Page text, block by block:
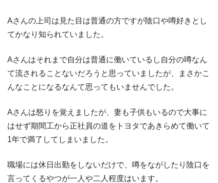
Aさんの上司は見た目は普通の方ですが陰口や噂好きとし
てかなり知られていました。
Aさんはそれまで自分は普通に働いているし自分の噂なん
て流されることないだろうと思っていましたが、まさかこ
んなことになるなんて思ってもいませんでした。
Aさんは怒りを覚えましたが、妻も子供もいるので大事に
はせず期間工から正社員の道をトヨタであきらめて働いて
1年で満了してしまいました。
職場には休日出勤をしないだけで、噂をながしたり陰口を
言ってくるやつが一人や二人程度はいます。